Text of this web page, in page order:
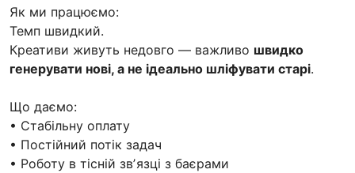
Як ми працюємо:
Темп швидкий.
Креативи живуть недовго — важливо швидко
генерувати нові, а не ідеально шліфувати старі.
Що даємо:
• Стабільну оплату
• Постійний потік задач
• Роботу в тісній звʼязці з баєрами